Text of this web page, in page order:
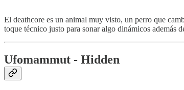
El deathcore es un animal muy visto, un perro que
toque técnico justo para sonar algo dinámicos además
Ufomammut - Hidden